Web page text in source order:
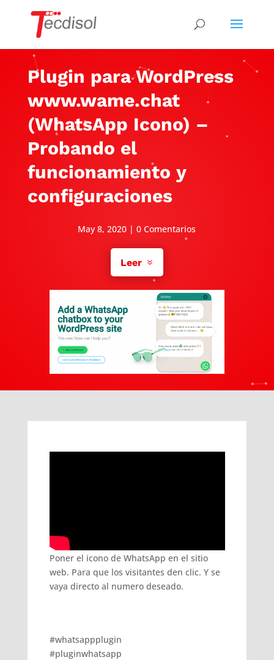
Plugin para WordPress
www.wame.chat
(WhatsApp Icono) –
Probando el
funcionamiento y
configuraciones
May 8, 2020 |0 Comentarios
Leer
Poner el icono de WhatsApp en el sitio
web. Para que los visitantes den clic. Y se
vaya directo al numero deseado.
#whatsappplugin
#pluginwhatsapp